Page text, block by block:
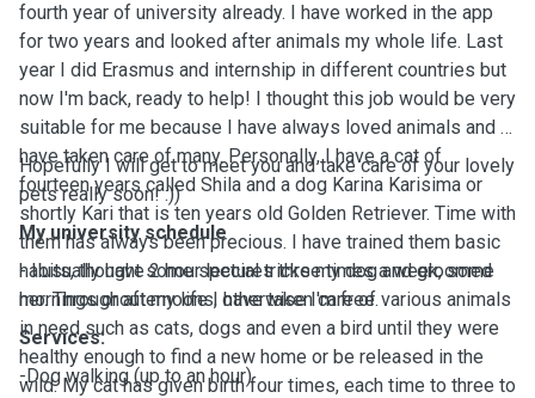
fourth year of university already. I have worked in the app
for two years and looked after animals my whole life. Last
year I did Erasmus and internship in different countries but
now I'm back, ready to help! I thought this job would be very
suitable for me because I have always loved animals and I
have taken care of many. Personally, I have a cat of
fourteen years called Shila and a dog Karina Karisima or
shortly Kari that is ten years old Golden Retriever. Time with
them has always been precious. I have trained them basic
habits, thought some special tricks my dog and groomed
her. Throughout my life I have taken care of various animals
in need such as cats, dogs and even a bird until they were
healthy enough to find a new home or be released in the
wild. My cat has given birth four times, each time to three to
Hopefully I will get to meet you and take care of your lovely
pets really soon! :))
My university schedule
- I usually have 2 hour lectures three times a week, some
mornings or afternoons, otherwise I'm free.
Services:
-Dog walking (up to an hour)